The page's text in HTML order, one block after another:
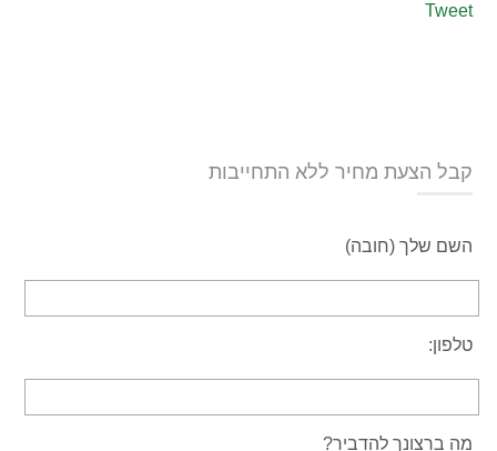
Tweet
קבל הצעת מחיר ללא התחייבות
השם שלך (חובה)
טלפון:
מה ברצונך להדביר?